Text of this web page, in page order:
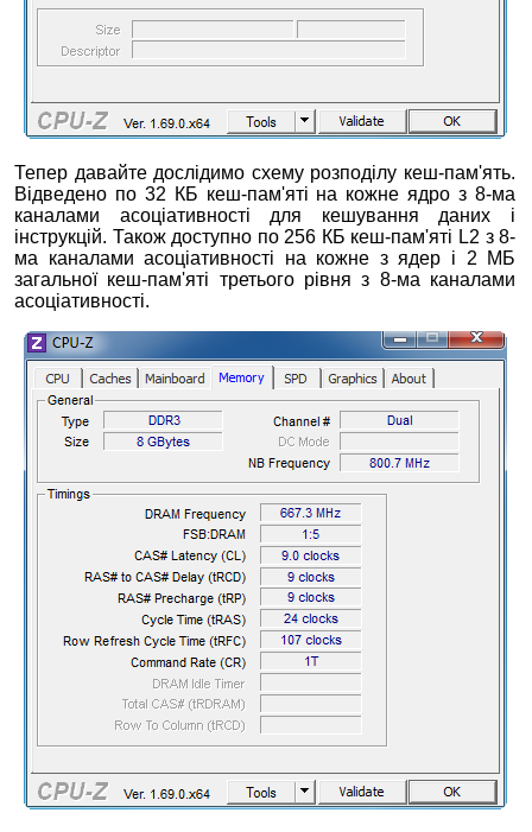
Тепер давайте дослідимо схему розподілу кеш-пам'ять.
Відведено по 32 КБ кеш-пам'яті на кожне ядро з 8-ма
каналами асоціативності для кешування даних і
інструкцій. Також доступно по 256 КБ кеш-пам'яті L2 з 8-
ма каналами асоціативності на кожне з ядер і 2 МБ
загальної кеш-пам'яті третього рівня з 8-ма каналами
асоціативності.